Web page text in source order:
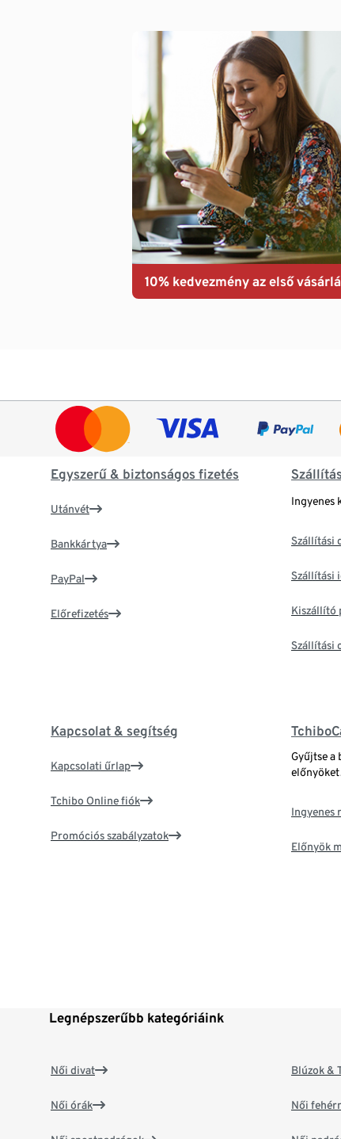
10% kedvezmény az első
Egyszerű & biztonságos fizetés
Utánvét
Bankkártya
PayPal
Előrefizetés
Ingyenes
Szállítási
Szállítási
Kiszállító
Szállítási
Kapcsolat & segítség
Kapcsolati űrlap
Tchibo Online fiók
Promóciós szabályzatok
Gyűjtse a
Ingyenes
Előnyök
Legnépszerűbb kategóriáink
Női divat
Női órák
Blúzok &
Női